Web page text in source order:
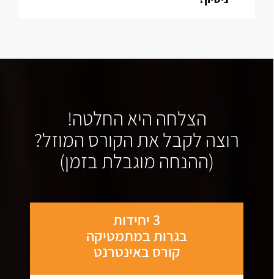
הצלחה היא החלטה!
רוצה לקבל את הקורס המוזל?
(ההנחה מוגבלת בזמן)
3 יחידות
בגרות במתמטיקה
קורס באינטרנט